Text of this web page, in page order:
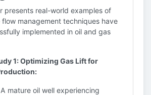
presents real-world examples of
management techniques have
implemented in oil and gas
1: Optimizing Gas Lift for
A mature oil well experiencing